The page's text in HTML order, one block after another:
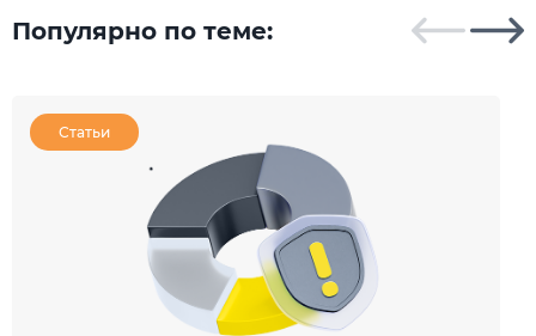
Популярно по теме:
Статьи